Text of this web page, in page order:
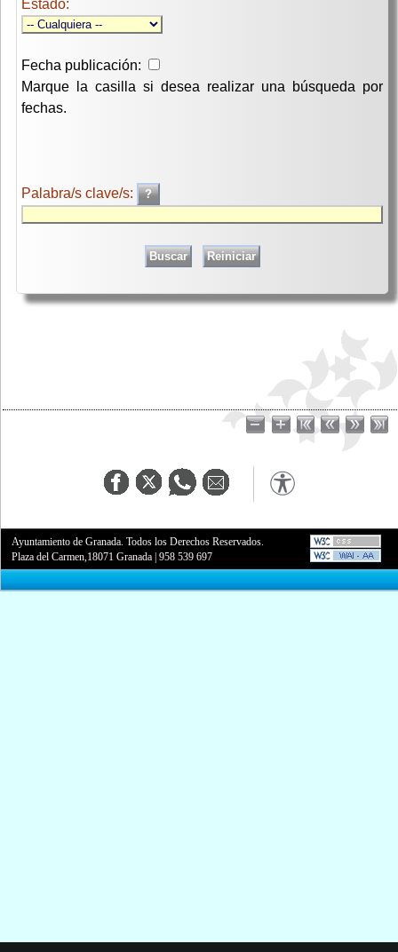
Estado:
Fecha publicación:
Marque la casilla si desea realizar una búsqueda por
fechas.
Palabra/s clave/s:
Ayuntamiento de Granada. Todos los Derechos Reservados.
Plaza del Carmen,18071 Granada |958 539 697